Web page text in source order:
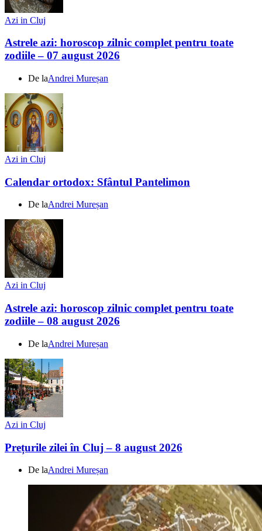
Azi in Cluj
Astrele azi: horoscop zilnic complet pentru toate
zodiile – 07 august 2026
De laAndrei Mureșan
Azi in Cluj
Calendar ortodox: Sfântul Pantelimon
De laAndrei Mureșan
Azi in Cluj
Astrele azi: horoscop zilnic complet pentru toate
zodiile – 08 august 2026
De laAndrei Mureșan
Azi in Cluj
Prețurile zilei în Cluj – 8 august 2026
De laAndrei Mureșan